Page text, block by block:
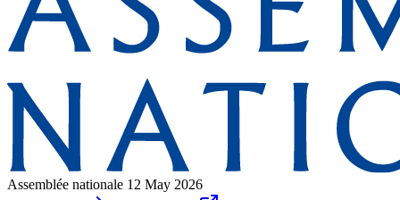
Assemblée nationale 12 May 2026